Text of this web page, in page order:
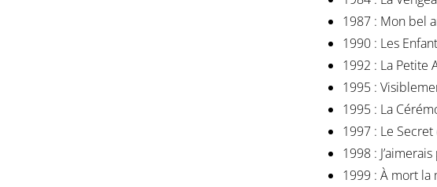
1987 : Mon bel
1990 : Les
1992 : La Petite
1995 :
1995 : La
1997 : Le
1998 :
1999 : À mort la